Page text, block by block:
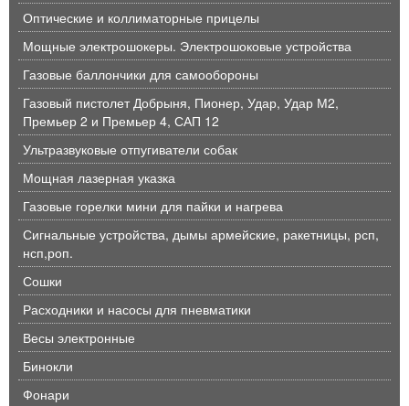
Оптические и коллиматорные прицелы
Мощные электрошокеры. Электрошоковые устройства
Газовые баллончики для самообороны
Газовый пистолет Добрыня, Пионер, Удар, Удар М2,
Премьер 2 и Премьер 4, САП 12
Ультразвуковые отпугиватели собак
Мощная лазерная указка
Газовые горелки мини для пайки и нагрева
Сигнальные устройства, дымы армейские, ракетницы, рсп,
нсп,роп.
Сошки
Расходники и насосы для пневматики
Весы электронные
Бинокли
Фонари